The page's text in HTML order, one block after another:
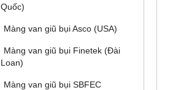
Quốc)
Màng van giũ bụi Asco (USA)
Màng van giũ bụi Finetek (Đài
Loan)
Màng van giũ bụi SBFEC